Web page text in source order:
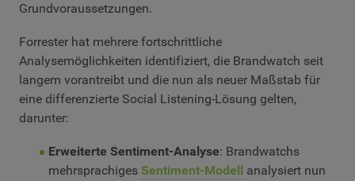
Grundvoraussetzungen.
Forrester hat mehrere fortschrittliche
Analysemöglichkeiten identifiziert, die Brandwatch seit
langem vorantreibt und die nun als neuer Maßstab für
eine differenzierte Social Listening-Lösung gelten,
darunter:
Erweiterte Sentiment-Analyse: Brandwatchs
mehrsprachiges Sentiment-Modell analysiert nun